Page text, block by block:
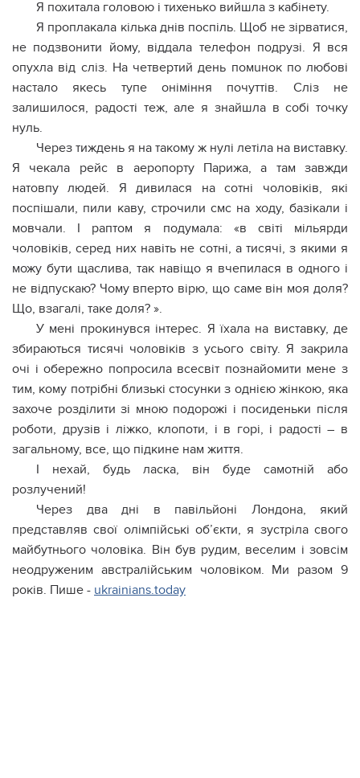
Я похитала головою і тихенько вийшла з кабінету.
Я проплакала кілька днів поспіль. Щоб не зірватися,
не подзвонити йому, віддала телефон подрузі. Я вся
опухла від сліз. На четвертий день помuнок по любові
настало якесь тупе оніміння почуттів. Сліз не
залишилося, радості теж, але я знайшла в собі точку
нуль.
Через тиждень я на такому ж нулі летіла на виставку.
Я чекала рейс в аеропорту Парижа, а там завжди
натовпу людей. Я дивилася на сотні чоловіків, які
поспішали, пили каву, строчили смс на ходу, базікали і
мовчали. І раптом я подумала: «в світі мільярди
чоловіків, серед них навіть не сотні, а тисячі, з якими я
можу бути щаслива, так навіщо я вчепилася в одного і
не відпускаю? Чому вперто вірю, що саме він моя доля?
Що, взагалі, таке доля? ».
У мені прокинувся інтерес. Я їхала на виставку, де
збираються тисячі чоловіків з усього світу. Я закрила
очі і обережно попросила всесвіт познайомити мене з
тим, кому потрібні близькі стосунки з однією жінкою, яка
захоче розділити зі мною подорожі і посиденьки після
роботи, друзів і ліжко, клопоти, і в горі, і радості – в
загальному, все, що підкине нам життя.
І нехай, будь ласка, він буде самотній або
розлучений!
Через два дні в павільйоні Лондона, який
представляв свої олімпійські об’єкти, я зустріла свого
майбутнього чоловіка. Він був рудим, веселим і зовсім
неодруженим австралійським чоловіком. Ми разом 9
років. Пише - ukrainians.today